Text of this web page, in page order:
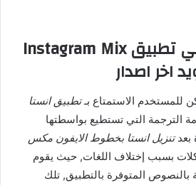
خاصية الترجمة في تطبيق Instagram Mix
للمستخدم الاستمتاع بـتطبيق انستا
الترجمة التي تستطيع بواسطتها
بعدتنزيل انستا بخطوط الايفون مكس
بسبب إختلاف اللغات, حيث يقوم
بالنصوص المتوفرة بالتطبيق, تلك